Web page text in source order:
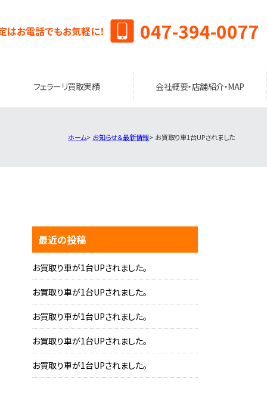
はお電話でもお気軽に！ 047-394-0077
フェラーリ買取実績 会社概要・店舗紹介・MAP
ホーム お知らせ＆最新情報 お買取り車1台UPされました
最近の投稿
お買取り車が1台UPされました。
お買取り車が1台UPされました。
お買取り車が1台UPされました。
お買取り車が1台UPされました。
お買取り車が1台UPされました。